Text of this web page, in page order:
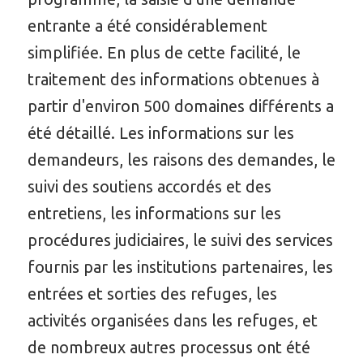
entrante a été considérablement
simplifiée. En plus de cette facilité, le
traitement des informations obtenues à
partir d'environ 500 domaines différents a
été détaillé. Les informations sur les
demandeurs, les raisons des demandes, le
suivi des soutiens accordés et des
entretiens, les informations sur les
procédures judiciaires, le suivi des services
fournis par les institutions partenaires, les
entrées et sorties des refuges, les
activités organisées dans les refuges, et
de nombreux autres processus ont été